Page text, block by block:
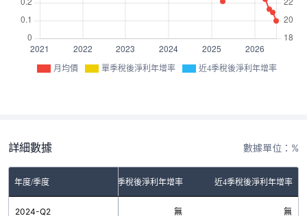
月均價 單季稅後淨利年增率 近4季稅後淨利年增率
詳細數據 數據單位：%
年度/季度 單季稅後淨利年增率 近4季稅後淨利年增率
2024-Q2 無 無